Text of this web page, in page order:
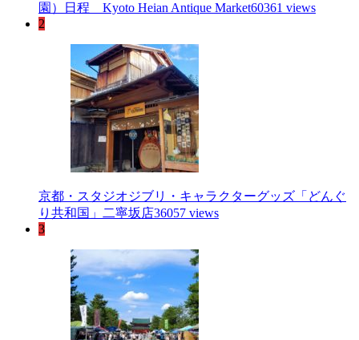
園）日程 Kyoto Heian Antique Market60361 views
2
京都・スタジオジブリ・キャラクターグッズ「どんぐ
り共和国」二寧坂店36057 views
3